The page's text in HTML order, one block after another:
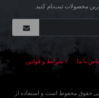
محصولات ثبت‌نام کنید.
با ما
شرایط و قوانین
حقوق محفوظ است و استفاده از